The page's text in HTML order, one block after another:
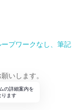
プワークなし、筆記
いします。
の詳細案内を
ります